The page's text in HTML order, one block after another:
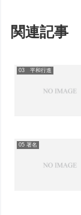
関連記事
03 平和行進
05 署名